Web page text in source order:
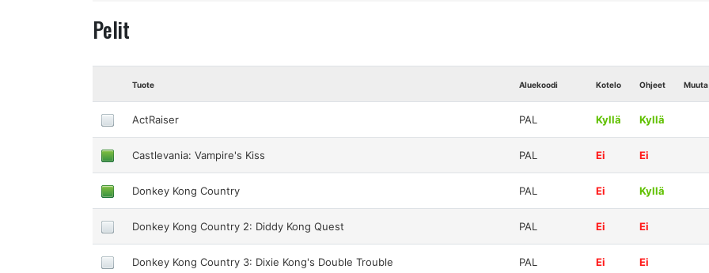
Pelit
Tuote Aluekoodi Kotelo Ohjeet Muuta
ActRaiser PAL Kyllä Kyllä
Castlevania: Vampire's Kiss PAL Ei Ei
Donkey Kong Country PAL Ei Kyllä
Donkey Kong Country 2: Diddy Kong Quest PAL Ei Ei
Donkey Kong Country 3: Dixie Kong's Double Trouble PAL Ei Ei